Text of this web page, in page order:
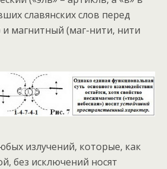
славянских слов перед
и магнитный (маг-нити, нити
излучений, которые, как
без исключений носят